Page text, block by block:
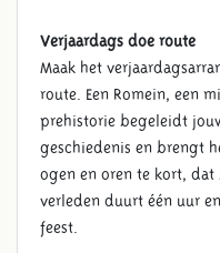
Verjaardags doe route
Maak het
route. Een Romein, een
prehistorie begeleidt
geschiedenis en brengt
ogen en oren te kort, dat
verleden duurt één uur
feest.